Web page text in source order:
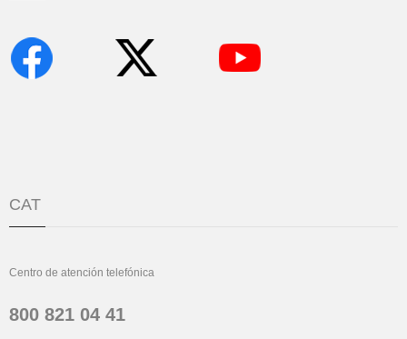
CAT
Centro de atención telefónica
800 821 04 41